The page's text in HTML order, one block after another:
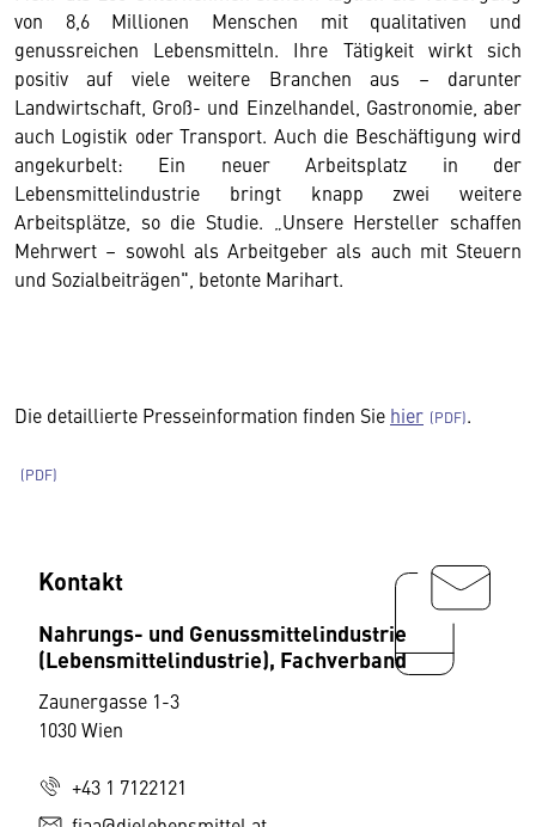
von 8,6 Millionen Menschen mit qualitativen und
genussreichen Lebensmitteln. Ihre Tätigkeit wirkt sich
positiv auf viele weitere Branchen aus – darunter
Landwirtschaft, Groß- und Einzelhandel, Gastronomie, aber
auch Logistik oder Transport. Auch die Beschäftigung wird
angekurbelt: Ein neuer Arbeitsplatz in der
Lebensmittelindustrie bringt knapp zwei weitere
Arbeitsplätze, so die Studie. „Unsere Hersteller schaffen
Mehrwert – sowohl als Arbeitgeber als auch mit Steuern
und Sozialbeiträgen", betonte Marihart.
Die detaillierte Presseinformation finden Sie hier .
Kontakt
Nahrungs- und Genussmittelindustrie
(Lebensmittelindustrie), Fachverband
Zaunergasse 1-3
1030 Wien
+43 1 7122121